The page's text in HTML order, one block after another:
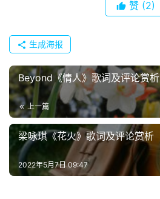
词
好
句
经
典
歌
词
古
赞 (2)
生成海报
Beyond《情人》歌词及评论赏析
上一篇
梁咏琪《花火》歌词及评论赏析
2022年5月7日 09:47